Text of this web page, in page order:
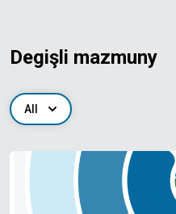
Degişli mazmuny
All